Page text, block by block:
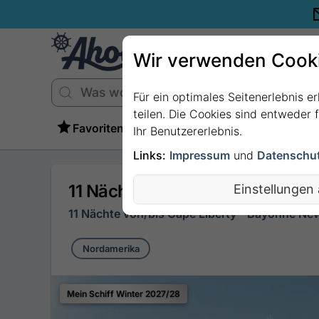
Favoriten
11 Nächte - Neuengland und
11 Nächte von/bis Cape Liberty - Bayonne
Nordamerika
Mein Schiff Winter 2027/28
Wir verwenden
Für ein optimales Seitenerlebnis
teilen. Die Cookies sind entweder
Ihr Benutzererlebnis.
Links: Impressum und
Einstellungen